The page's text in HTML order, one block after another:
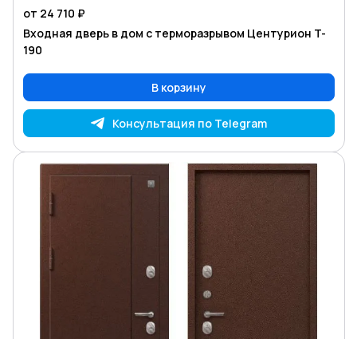
от 24 710 ₽
Входная дверь в дом с терморазрывом Центурион T-
190
В корзину
Консультация по Telegram